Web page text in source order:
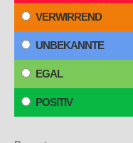
VERWIRREND
UNBEKANNTE
EGAL
POSITIV